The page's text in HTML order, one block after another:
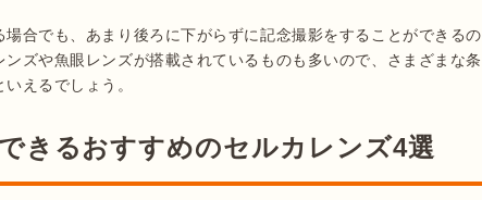
合でも、あまり後ろに下がらずに記念撮影をすることができるの
ズや魚眼レンズが搭載されているものも多いので、さまざまな条
きるおすすめのセルカレンズ4選